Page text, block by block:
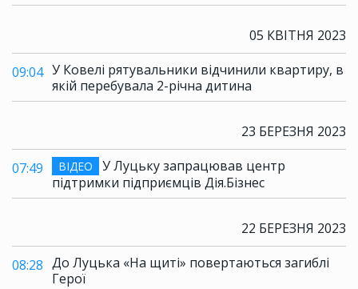
05 КВІТНЯ 2023
09:04 У Ковелі рятувальники відчинили квартиру, в
якій перебувала 2-річна дитина
23 БЕРЕЗНЯ 2023
07:49 ВІДЕО
У Луцьку запрацював центр
підтримки підприємців Дія.Бізнес
22 БЕРЕЗНЯ 2023
08:28 До Луцька «На щиті» повертаються загиблі
Герої